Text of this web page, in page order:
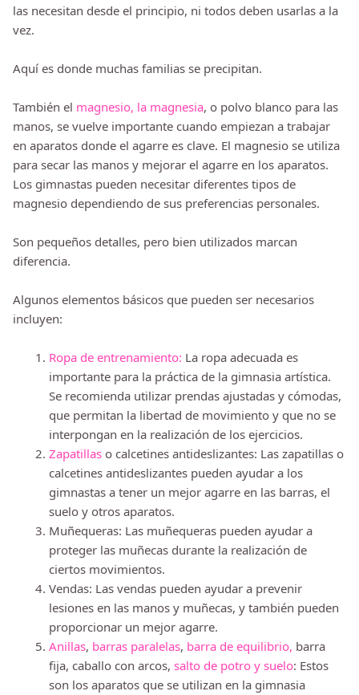
las necesitan desde el principio, ni todos deben usarlas a la
vez.
Aquí es donde muchas familias se precipitan.
También el magnesio, la magnesia, o polvo blanco para las
manos, se vuelve importante cuando empiezan a trabajar
en aparatos donde el agarre es clave. El magnesio se utiliza
para secar las manos y mejorar el agarre en los aparatos.
Los gimnastas pueden necesitar diferentes tipos de
magnesio dependiendo de sus preferencias personales.
Son pequeños detalles, pero bien utilizados marcan
diferencia.
Algunos elementos básicos que pueden ser necesarios
incluyen:
Ropa de entrenamiento: La ropa adecuada es
importante para la práctica de la gimnasia artística.
Se recomienda utilizar prendas ajustadas y cómodas,
que permitan la libertad de movimiento y que no se
interpongan en la realización de los ejercicios.
Zapatillas o calcetines antideslizantes: Las zapatillas o
calcetines antideslizantes pueden ayudar a los
gimnastas a tener un mejor agarre en las barras, el
suelo y otros aparatos.
Muñequeras: Las muñequeras pueden ayudar a
proteger las muñecas durante la realización de
ciertos movimientos.
Vendas: Las vendas pueden ayudar a prevenir
lesiones en las manos y muñecas, y también pueden
proporcionar un mejor agarre.
Anillas, barras paralelas, barra de equilibrio, barra
fija, caballo con arcos, salto de potro y suelo: Estos
son los aparatos que se utilizan en la gimnasia